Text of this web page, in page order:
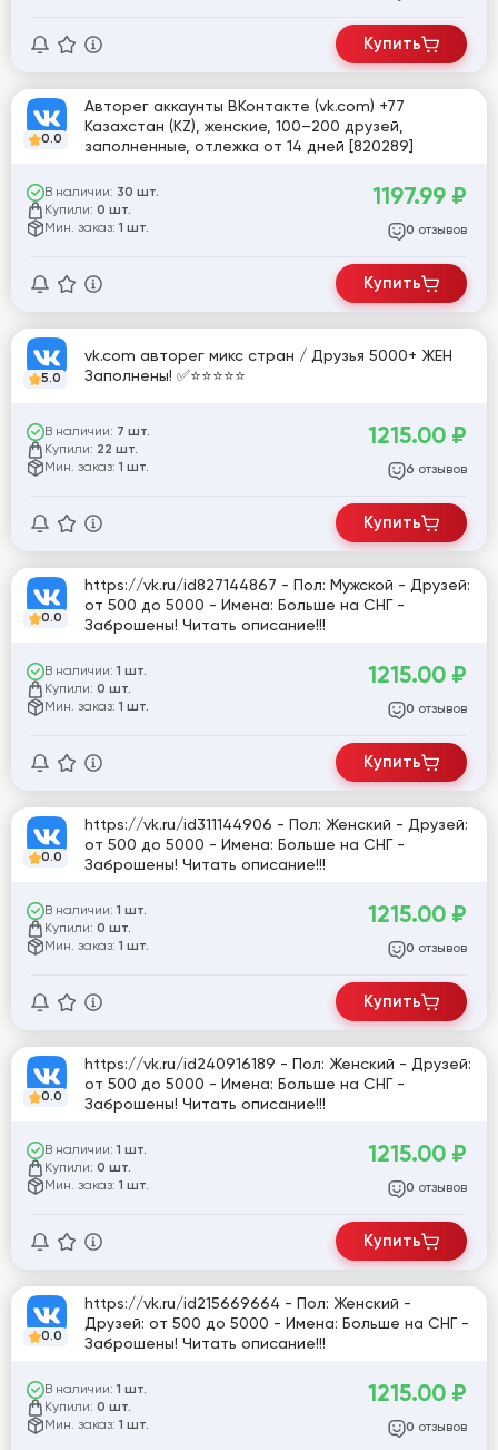
Купить
0.0
Авторег аккаунты ВКонтакте (vk.com) +77
Казахстан (KZ), женские, 100–200 друзей,
заполненные, отлежка от 14 дней [820289]
В наличии: 30 шт.
Купили: 0 шт.
Мин. заказ: 1 шт.
1197.99 ₽
0 отзывов
Купить
5.0
vk.com авторег микс стран / Друзья 5000+ ЖЕН
Заполнены! ✅⭐️⭐️⭐️⭐️⭐️
В наличии: 7 шт.
Купили: 22 шт.
Мин. заказ: 1 шт.
1215.00 ₽
6 отзывов
Купить
0.0
https://vk.ru/id827144867 - Пол: Мужской - Друзей:
от 500 до 5000 - Имена: Больше на СНГ -
Заброшены! Читать описание!!!
В наличии: 1 шт.
Купили: 0 шт.
Мин. заказ: 1 шт.
1215.00 ₽
0 отзывов
Купить
0.0
https://vk.ru/id311144906 - Пол: Женский - Друзей:
от 500 до 5000 - Имена: Больше на СНГ -
Заброшены! Читать описание!!!
В наличии: 1 шт.
Купили: 0 шт.
Мин. заказ: 1 шт.
1215.00 ₽
0 отзывов
Купить
0.0
https://vk.ru/id240916189 - Пол: Женский - Друзей:
от 500 до 5000 - Имена: Больше на СНГ -
Заброшены! Читать описание!!!
В наличии: 1 шт.
Купили: 0 шт.
Мин. заказ: 1 шт.
1215.00 ₽
0 отзывов
Купить
0.0
https://vk.ru/id215669664 - Пол: Женский -
Друзей: от 500 до 5000 - Имена: Больше на СНГ -
Заброшены! Читать описание!!!
В наличии: 1 шт.
Купили: 0 шт.
Мин. заказ: 1 шт.
1215.00 ₽
0 отзывов